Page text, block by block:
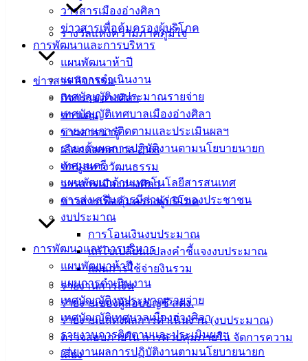
วารสารเมืองอ่างศิลา
ข่าวสารเพื่อคุ้มครองผู้บริโภค
การพัฒนาและการบริหาร
แผนพัฒนาห้าปี
แผนการดำเนินงาน
เทศบัญญัติงบประมาณรายจ่าย
เทศบัญญัติเทศบาลเมืองอ่างศิลา
รายงานการติดตามและประเมินผลฯ
รายงานผลการปฏิบัติงานตามนโยบายนายก
เทศมนตรี
แผนพัฒนาด้านเทคโนโลยีสารสนเทศ
การส่งเสริมการมีส่วนร่วมของประชาชน
งบประมาณ
การโอนเงินงบประมาณ
แก้ไขเปลี่ยนแปลงคำชี้แจงงบประมาณ
แผนการใช้จ่ายงินรวม
รายงานการเงิน
รายงานของผู้สอบบัญชี สตง.
รายงานแสดงผลการดำเนินงาน (งบประมาณ)
ตรวจสอบภายใน การควบคุมภายใน จัดการความ
เสี่ยง
รางวัลแห่งความภาคภูมิใจ
ข่าวสาร กิจกรรม
กิจกรรมอ่างศิลา
ข่าวเด่น
ข่าวสารน่ารู้
เลือกตั้งเทศบาล 2568
ข้อมูลทางวัฒนธรรม
วารสารเมืองอ่างศิลา
ข่าวสารเพื่อคุ้มครองผู้บริโภค
การพัฒนาและการบริหาร
แผนพัฒนาห้าปี
แผนการดำเนินงาน
เทศบัญญัติงบประมาณรายจ่าย
เทศบัญญัติเทศบาลเมืองอ่างศิลา
รายงานการติดตามและประเมินผลฯ
รายงานผลการปฏิบัติงานตามนโยบายนายก
เทศบาลเมือง
อ่างศิลา 90/338
ม.3 ต.เสม็ด
อ.เมือง จ.ชลบุรี
038-
142-100-104
บริการ
ประชาชน
ดาวน์โหลด
แบบ
ฟอร์ม,
เอกสาร
คู่มือ
สำหรับ
ประชาชน/
คู่มือการ
ปฏิบัติ